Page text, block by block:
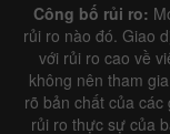
Công bố rủi ro:
rủi ro nào đó. Giao
với rủi ro cao về
không nên tham
rõ bản chất của
rủi ro thực sự của